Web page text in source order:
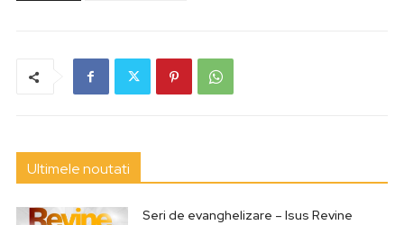
Ultimele noutati
Seri de evanghelizare – Isus Revine